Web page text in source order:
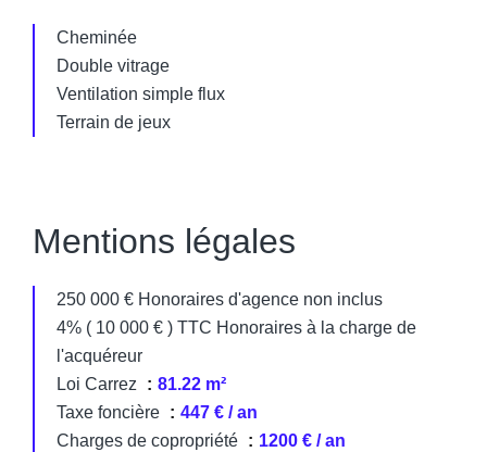
Cheminée
Double vitrage
Ventilation simple flux
Terrain de jeux
Mentions légales
250 000 € Honoraires d'agence non inclus
4% ( 10 000 € ) TTC Honoraires à la charge de
l'acquéreur
Loi Carrez
81.22 m²
Taxe foncière
447 € / an
Charges de copropriété
1200 € / an